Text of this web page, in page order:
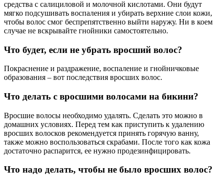
средства с салициловой и молочной кислотами. Они будут
мягко подсушивать воспаления и убирать верхние слои кожи,
чтобы волос смог беспрепятственно выйти наружу. Ни в коем
случае не вскрывайте гнойники самостоятельно.
Что будет, если не убрать вросший волос?
Покраснение и раздражение, воспаление и гнойничковые
образования – вот последствия вросших волос.
Что делать с вросшими волосами на бикини?
Вросшие волосы необходимо удалять. Сделать это можно в
домашних условиях. Перед тем как приступить к удалению
вросших волосков рекомендуется принять горячую ванну,
также можно воспользоваться скрабами. После того как кожа
достаточно распарится, ее нужно продезинфицировать.
Что надо делать, чтобы не было вросших волос?